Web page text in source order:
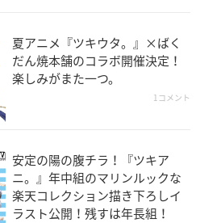
夏アニメ『ツキウタ。』×ばく
だん焼本舗のコラボ開催決定！
楽しみがまた一つ。
1コメント
安定の陽の腹チラ！『ツキア
ニ。』年中組のマリンルックな
楽天コレクション描き下ろしイ
ラスト公開！残すは年長組！